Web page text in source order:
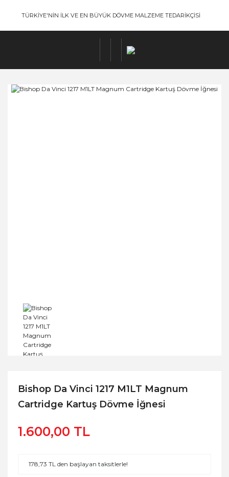
TÜRKİYE'NİN İLK VE EN BÜYÜK DÖVME MALZEME TEDARİKÇİSİ
Bishop Da Vinci 1217 M1LT Magnum
Cartridge Kartuş Dövme İğnesi
1.600,00 TL
178,73 TL den başlayan taksitlerle!